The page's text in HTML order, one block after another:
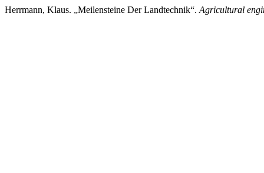
Herrmann, Klaus. „Meilensteine Der Landtechnik“. Agricultural